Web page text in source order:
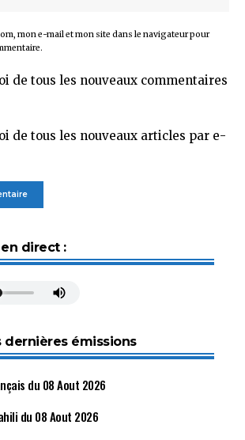
mon e-mail et mon site dans le navigateur pour
de tous les nouveaux commentaires
de tous les nouveaux articles par e-
direct :
dernières émissions
du 08 Aout 2026
du 08 Aout 2026